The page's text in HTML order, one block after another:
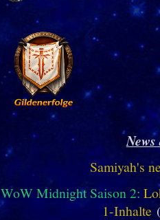
Samiyah's
WoW Midnight Saison 2:
1-Inhalte